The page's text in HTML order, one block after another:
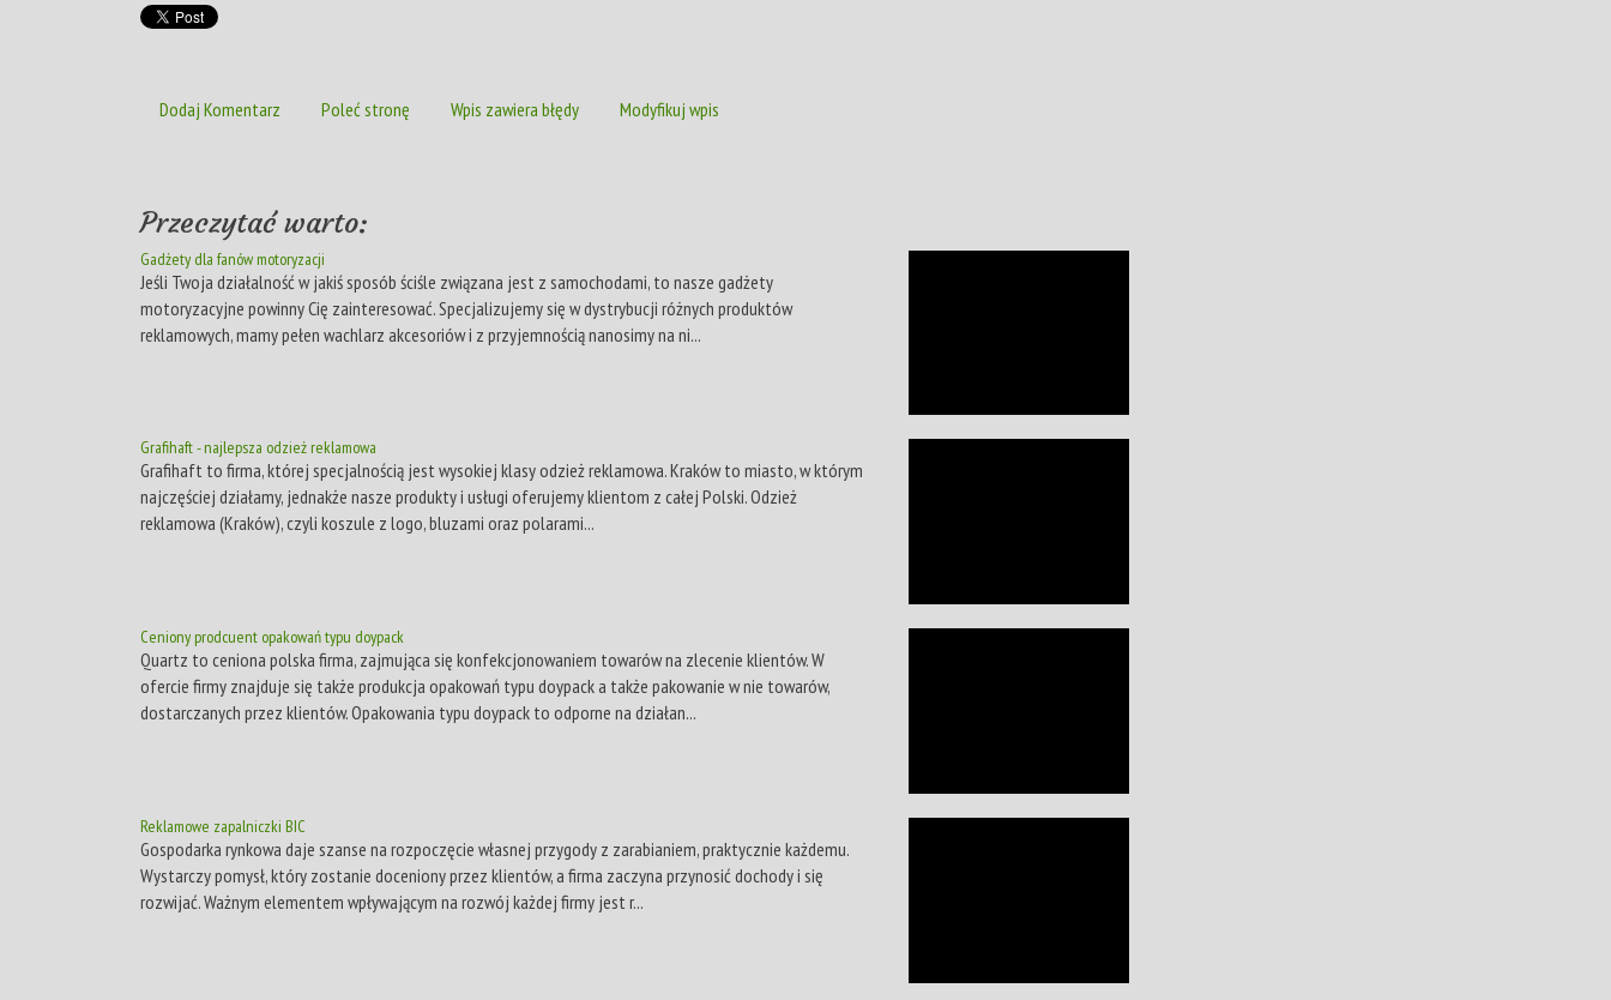
Dodaj Komentarz Poleć stronę Wpis zawiera błędy Modyfikuj wpis
Przeczytać warto:
Gadżety dla fanów motoryzacji
Jeśli Twoja działalność w jakiś sposób ściśle związana jest z samochodami, to nasze gadżety
motoryzacyjne powinny Cię zainteresować. Specjalizujemy się w dystrybucji różnych produktów
reklamowych, mamy pełen wachlarz akcesoriów i z przyjemnością nanosimy na ni...
Grafihaft - najlepsza odzież reklamowa
Grafihaft to firma, której specjalnością jest wysokiej klasy odzież reklamowa. Kraków to miasto, w którym
najczęściej działamy, jednakże nasze produkty i usługi oferujemy klientom z całej Polski. Odzież
reklamowa (Kraków), czyli koszule z logo, bluzami oraz polarami...
Ceniony prodcuent opakowań typu doypack
Quartz to ceniona polska firma, zajmująca się konfekcjonowaniem towarów na zlecenie klientów. W
ofercie firmy znajduje się także produkcja opakowań typu doypack a także pakowanie w nie towarów,
dostarczanych przez klientów. Opakowania typu doypack to odporne na działan...
Reklamowe zapalniczki BIC
Gospodarka rynkowa daje szanse na rozpoczęcie własnej przygody z zarabianiem, praktycznie każdemu.
Wystarczy pomysł, który zostanie doceniony przez klientów, a firma zaczyna przynosić dochody i się
rozwijać. Ważnym elementem wpływającym na rozwój każdej firmy jest r...